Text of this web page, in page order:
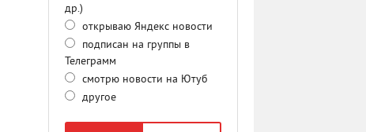
др.)
открываю Яндекс новости
подписан на группы в
Телеграмм
смотрю новости на Ютуб
другое